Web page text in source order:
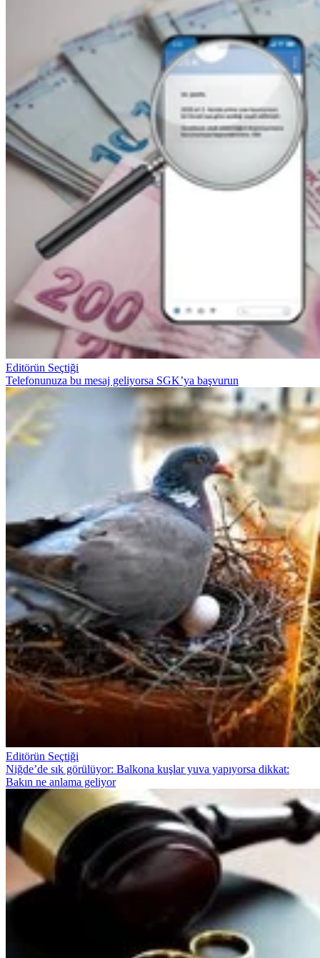
Editörün Seçtiği
Telefonunuza bu mesaj geliyorsa SGK’ya başvurun
Editörün Seçtiği
Niğde’de sık görülüyor: Balkona kuşlar yuva yapıyorsa dikkat:
Bakın ne anlama geliyor